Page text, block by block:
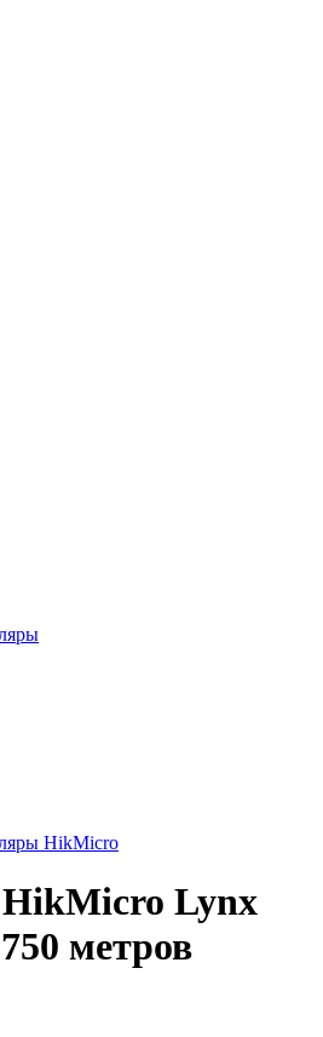
HikMicro
HikMicro Lynx
метров